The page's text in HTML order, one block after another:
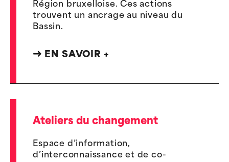
Région bruxelloise. Ces actions
trouvent un ancrage au niveau du
Bassin.
EN SAVOIR +
Ateliers du changement
Espace d’information,
d’interconnaissance et de co-